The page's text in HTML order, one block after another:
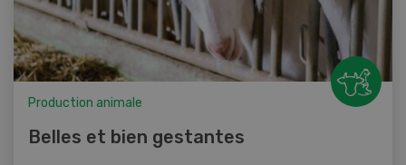
Production animale
Belles et bien gestantes